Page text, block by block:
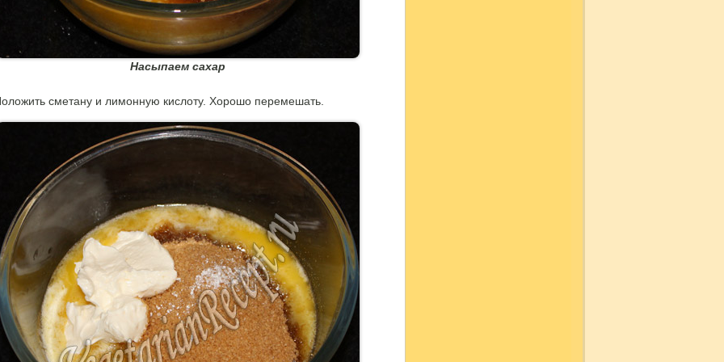
Насыпаем сахар
сметану и лимонную кислоту. Хорошо перемешать.